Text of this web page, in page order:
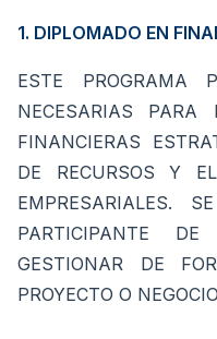
1. DIPLOMADO EN
ESTE PROGRAMA
NECESARIAS
FINANCIERAS
DE RECURSOS Y
EMPRESARIALES.
PARTICIPANTE
GESTIONAR DE
PROYECTO O